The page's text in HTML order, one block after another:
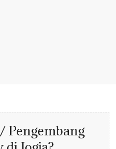
Pengembang